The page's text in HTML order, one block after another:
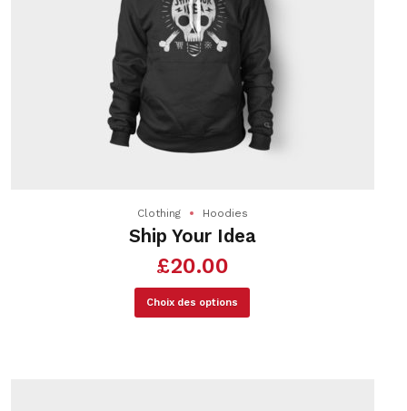
Clothing Hoodies
Ship Your Idea
£20.00
Choix des options
Ce